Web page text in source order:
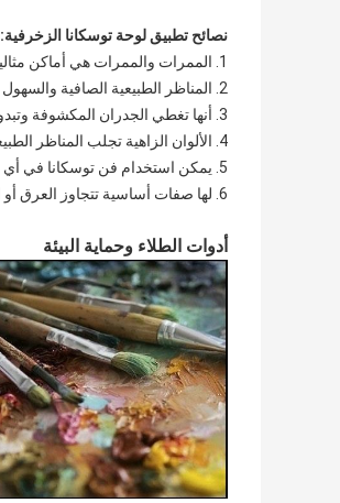
نصائح تطبيق لوحة توسكانا الزخرفية:
1. الممرات والممرات هي أماكن مثالية للرسم في توسكانا.
2. المناظر الطبيعية الصافية والسهول العارية مليئة بالحرية والفوضى.
3. أنها تغطي الجدران المكشوفة وتبدو بارزة للغاية.لطالما كانت الطبيعة رائعة.
4. الألوان الزاهية تجلب المناظر الطبيعية المشمسة.يظهر قوس قزح إمدادات صحية وفيرة.
5. يمكن استخدام فن توسكانا في أي مكان في المنزل.الحمام وغرفة المعيشة خيارات واضحة.
6. لها صفات أساسية تتجاوز العرق أو اللون أو المعتقد أو الجنسية.
أدوات الطلاء وحماية البيئة